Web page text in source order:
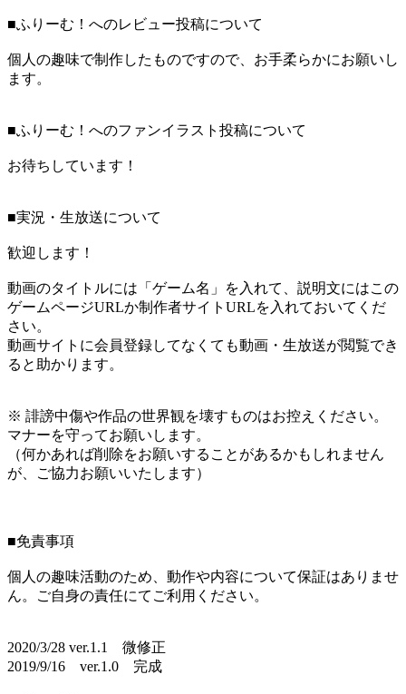
■ふりーむ！へのレビュー投稿について
個人の趣味で制作したものですので、お手柔らかにお願いし
ます。
■ふりーむ！へのファンイラスト投稿について
お待ちしています！
■実況・生放送について
歓迎します！
動画のタイトルには「ゲーム名」を入れて、説明文にはこの
ゲームページURLか制作者サイトURLを入れておいてくだ
さい。
動画サイトに会員登録してなくても動画・生放送が閲覧でき
ると助かります。
※ 誹謗中傷や作品の世界観を壊すものはお控えください。
マナーを守ってお願いします。
（何かあれば削除をお願いすることがあるかもしれません
が、ご協力お願いいたします）
■免責事項
個人の趣味活動のため、動作や内容について保証はありませ
ん。ご自身の責任にてご利用ください。
2020/3/28 ver.1.1 微修正
2019/9/16 ver.1.0 完成